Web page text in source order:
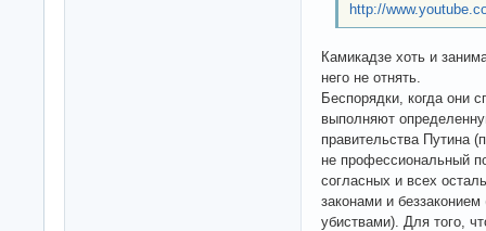
http://
Камикадзе хоть и
него не отнять.
Беспорядки, когда они
выполняют
правительства Путина
не профессиональный
согласных и всех
законами и
убиствами). Для того,